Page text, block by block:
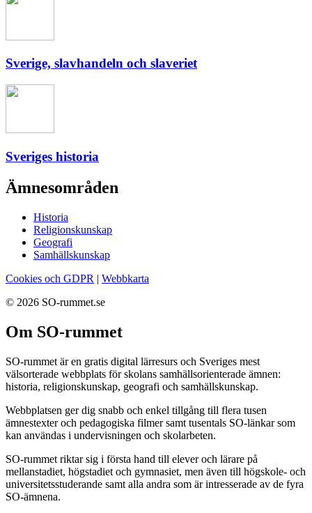
Sverige, slavhandeln och slaveriet
Sveriges historia
Ämnesområden
Historia
Religionskunskap
Geografi
Samhällskunskap
Cookies och GDPR | Webbkarta
© 2026 SO-rummet.se
Om SO-rummet
SO-rummet är en gratis digital lärresurs och Sveriges mest
välsorterade webbplats för skolans samhällsorienterade ämnen:
historia, religionskunskap, geografi och samhällskunskap.
Webbplatsen ger dig snabb och enkel tillgång till flera tusen
ämnestexter och pedagogiska filmer samt tusentals SO-länkar som
kan användas i undervisningen och skolarbeten.
SO-rummet riktar sig i första hand till elever och lärare på
mellanstadiet, högstadiet och gymnasiet, men även till högskole- och
universitetsstuderande samt alla andra som är intresserade av de fyra
SO-ämnena.